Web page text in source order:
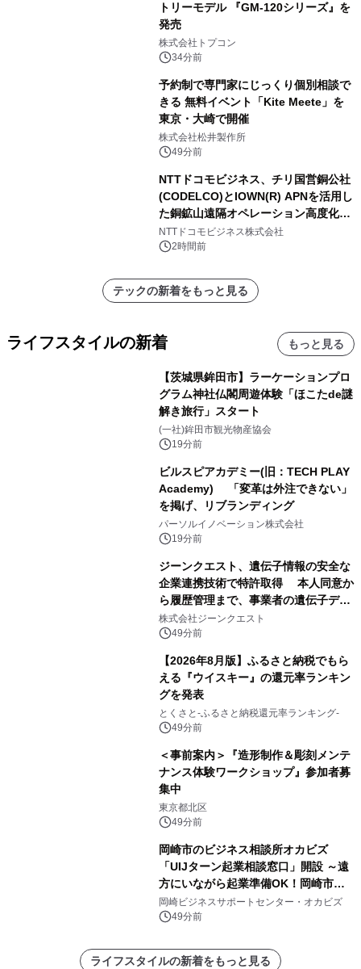
トリーモデル 『GM-120シリーズ』を
発売
株式会社トプコン
34分前
予約制で専門家にじっくり個別相談で
きる 無料イベント「Kite Meete」を
東京・大崎で開催
株式会社松井製作所
49分前
NTTドコモビジネス、チリ国営銅公社
(CODELCO)とIOWN(R) APNを活用し
た銅鉱山遠隔オペレーション高度化に
向けた調査・実証を開始
NTTドコモビジネス株式会社
2時間前
テックの新着をもっと見る
ライフスタイルの新着 もっと見る
【茨城県鉾田市】ラーケーションプロ
グラム神社仏閣周遊体験「ほこたde謎
解き旅行」スタート
(一社)鉾田市観光物産協会
19分前
ビルスピアカデミー(旧：TECH PLAY
Academy) 「変革は外注できない」
を掲げ、リブランディング
パーソルイノベーション株式会社
19分前
ジーンクエスト、遺伝子情報の安全な
企業連携技術で特許取得 本人同意か
ら履歴管理まで、事業者の遺伝子デー
タ活用を支援
株式会社ジーンクエスト
49分前
【2026年8月版】ふるさと納税でもら
える『ウイスキー』の還元率ランキン
グを発表
とくさと-ふるさと納税還元率ランキング-
49分前
＜事前案内＞『造形制作＆彫刻メンテ
ナンス体験ワークショップ』参加者募
集中
東京都北区
49分前
岡崎市のビジネス相談所オカビズ
「UIJターン起業相談窓口」開設 ～遠
方にいながら起業準備OK！岡崎市を
挑戦者があつまるまちに～
岡崎ビジネスサポートセンター・オカビズ
49分前
ライフスタイルの新着をもっと見る